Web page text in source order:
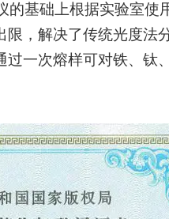
的基础上根据实验室使
，解决了传统光度法
一次熔样可对铁、钛